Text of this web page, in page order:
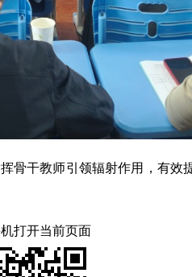
骨干教师引领辐射作用，有效
打开当前页面